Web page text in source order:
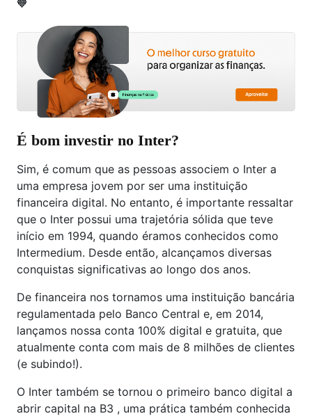
🧡
É bom investir no Inter?
Sim, é comum que as pessoas associem o Inter a
uma empresa jovem por ser uma instituição
financeira digital. No entanto, é importante ressaltar
que o Inter possui uma trajetória sólida que teve
início em 1994, quando éramos conhecidos como
Intermedium. Desde então, alcançamos diversas
conquistas significativas ao longo dos anos.
De financeira nos tornamos uma instituição bancária
regulamentada pelo Banco Central e, em 2014,
lançamos nossa conta 100% digital e gratuita, que
atualmente conta com mais de 8 milhões de clientes
(e subindo!).
O Inter também se tornou o primeiro banco digital a
abrir capital na B3 , uma prática também conhecida